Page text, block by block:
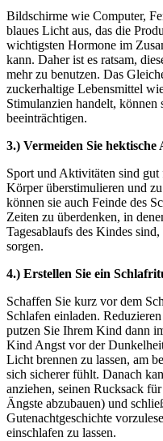
Bildschirme wie Computer,
blaues Licht aus, das die
wichtigsten Hormone im
kann. Daher ist es ratsam,
mehr zu benutzen. Das
zuckerhaltige Lebensmittel
Stimulanzien handelt, können
beeinträchtigen.
3.) Vermeiden Sie
Sport und Aktivitäten sind gut
Körper überstimulieren und
können sie auch Feinde des
Zeiten zu überdenken, in
Tagesablaufs des Kindes
sorgen.
4.) Erstellen Sie ein
Schaffen Sie kurz vor dem
Schlafen einladen.
putzen Sie Ihrem Kind dann
Kind Angst vor der
Licht brennen zu lassen, am
sich sicherer fühlt. Danach
anziehen, seinen Rucksack
Ängste abzubauen) und
Gutenachtgeschichte
einschlafen zu lassen.